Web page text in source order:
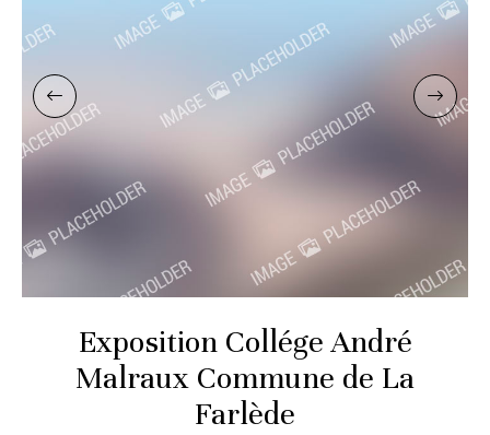
Exposition Collége André
Malraux Commune de La
Farlède